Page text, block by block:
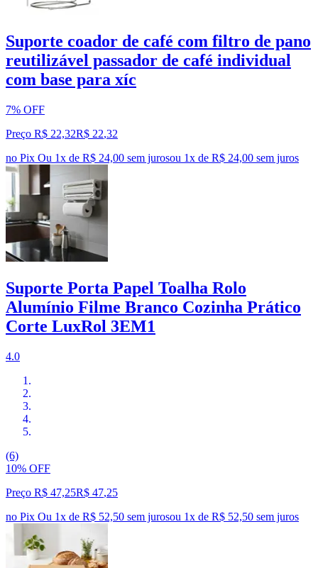
Suporte coador de café com filtro de pano
reutilizável passador de café individual
com base para xíc
7% OFF
Preço R$ 22,32R$ 22,32
no Pix Ou 1x de R$ 24,00 sem jurosou 1x de R$ 24,00 sem juros
Suporte Porta Papel Toalha Rolo
Alumínio Filme Branco Cozinha Prático
Corte LuxRol 3EM1
4.0
(6)
10% OFF
Preço R$ 47,25R$ 47,25
no Pix Ou 1x de R$ 52,50 sem jurosou 1x de R$ 52,50 sem juros